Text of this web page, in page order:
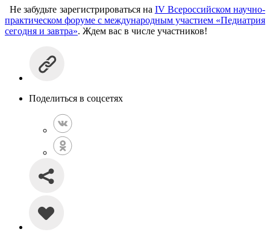
Не забудьте зарегистрироваться на IV Всероссийском научно-
практическом форуме с международным участием «Педиатрия
сегодня и завтра». Ждем вас в числе участников!
Поделиться в соцсетях